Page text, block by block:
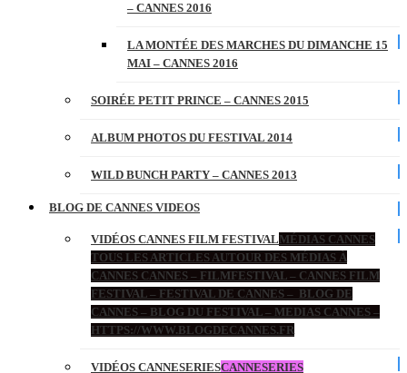
– CANNES 2016
LA MONTÉE DES MARCHES DU DIMANCHE 15
MAI – CANNES 2016
SOIRÉE PETIT PRINCE – CANNES 2015
ALBUM PHOTOS DU FESTIVAL 2014
WILD BUNCH PARTY – CANNES 2013
BLOG DE CANNES VIDEOS
VIDÉOS CANNES FILM FESTIVALMÉDIAS CANNES
TOUS LES ARTICLES AUTOUR DES MÉDIAS À
CANNES CANNES – FILMFESTIVAL – CANNES FILM
FESTIVAL – FESTIVAL DE CANNES – BLOG DE
CANNES – BLOG DU FESTIVAL – MEDIAS CANNES –
HTTPS://WWW.BLOGDECANNES.FR
VIDÉOS CANNESERIESCANNESERIES